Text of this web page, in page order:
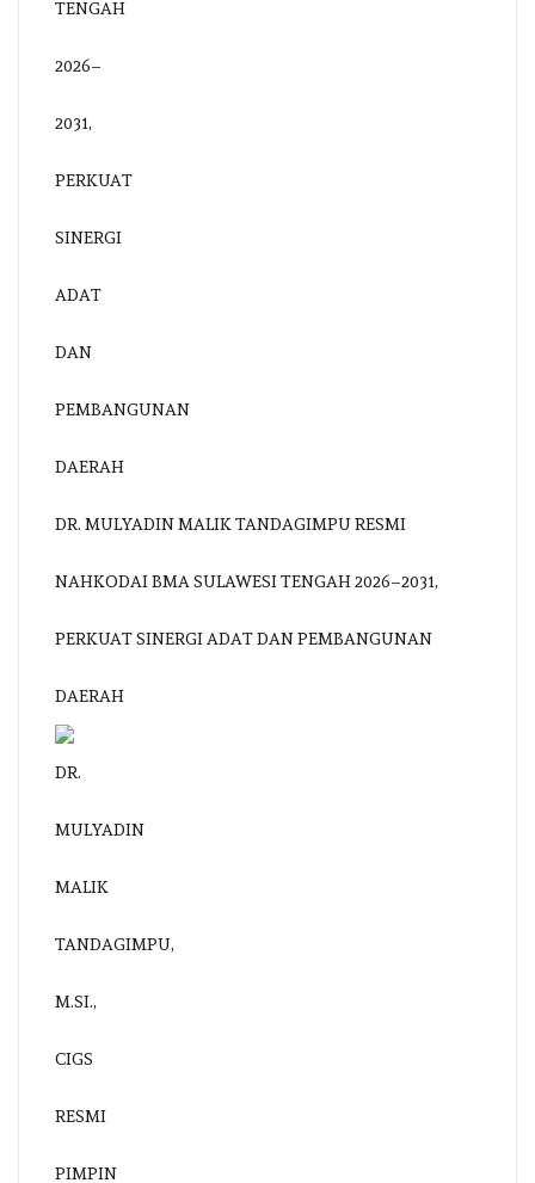
DR. MULYADIN MALIK TANDAGIMPU RESMI
NAHKODAI BMA SULAWESI TENGAH 2026–2031,
PERKUAT SINERGI ADAT DAN PEMBANGUNAN
DAERAH